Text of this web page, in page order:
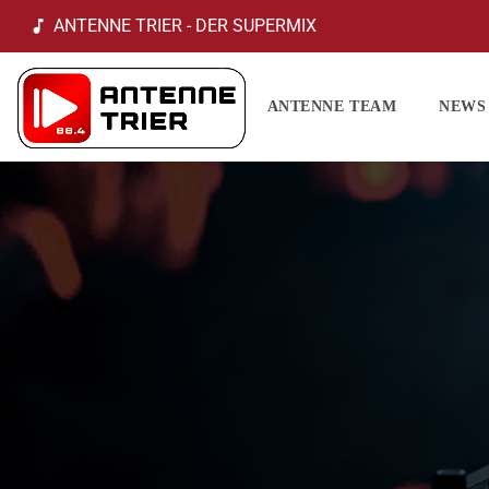
music_note ANTENNE TRIER - DER SUPERMIX
ANTENNE TEAM NEWS